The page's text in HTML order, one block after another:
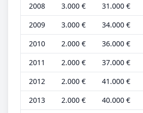
2008 3.000 € 31.000 €
2009
3.000 € 34.000 €
2010
2.000 € 36.000 €
2011
2.000 € 37.000 €
2012
2.000 € 41.000 €
2013
2.000 € 40.000 €